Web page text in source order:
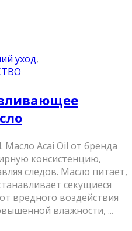
уход,
Масло Acai Oil от бренда
консистенцию,
следов. Масло питает,
секущиеся
вредного воздействия
влажности, ...